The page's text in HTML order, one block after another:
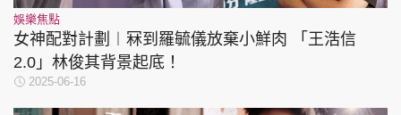
娛樂焦點
女神配對計劃︱冧到羅毓儀放棄小鮮肉 「王浩信
2.0」林俊其背景起底！
2025-06-16